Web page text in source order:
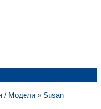
/ Модели» Susan